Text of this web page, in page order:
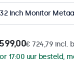
32 Inch Monitor
€ 724,79 incl.
17:00 uur besteld,